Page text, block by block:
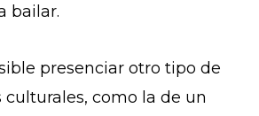
bailar.
presenciar otro tipo de
culturales, como la de un